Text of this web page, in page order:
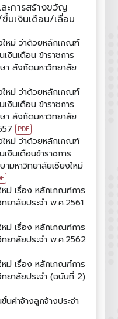
ะการสร้างขวัญ
นเงินเดือน/เลื่อน
ใหม่ ว่าด้วยหลักเกณฑ์
เงินเดือน ข้าราชการ
า สังกัดมหาวิทยาลัย
ใหม่ ว่าด้วยหลักเกณฑ์
เงินเดือน ข้าราชการ
า สังกัดมหาวิทยาลัย
PDF
ใหม่ ว่าด้วยหลักเกณฑ์
เงินเดือนข้าราชการ
มหาวิทยาลัยเชียงใหม่
หม่ เรื่อง หลักเกณฑ์การ
ยาลัยประจำ พ.ศ.2561
หม่ เรื่อง หลักเกณฑ์การ
ยาลัยประจำ พ.ศ.2562
หม่ เรื่อง หลักเกณฑ์การ
ยาลัยประจำ (ฉบับที่ 2)
นค่าจ้างลูกจ้างประจำ